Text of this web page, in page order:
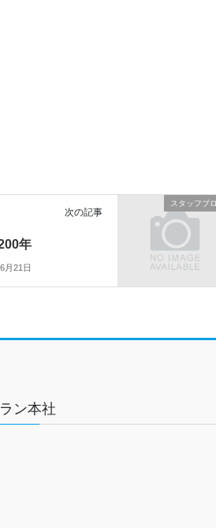
スタッフブ
次の記事
年
月21日
ン本社